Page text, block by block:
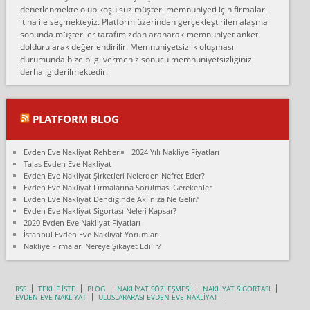
Konya ya Alicanlar naklyat la anlaştık bu şahıs evin taşınacağı gün
fiyatın mazoto gele...
Fatih kokmese:
Diyarbakır dan eşyamı getirtmek için anlaştım sözleşme yaptım.
Son anda fiyat artırdılar.. mecburiyetten tasittim.. bu kişiler ağrılı
Ali:
olduk. Asansörlü dediler sonra uraya asansör kurulmaz dediler
fark istediler. ortada asa...
Nimet:
Ben 2021 Ağustos ilk haftası Evimi taşıdım yani İstanbul'un bir
Mahallesi'nden bir başka Mahallesi'ne yani Ümraniye bölgesinde
oturuyorum önceleri ara...
Nimet Köse:
Hancıoğlu naklyatla taşındım...
denetlenmekte olup koşulsuz müşteri memnuniyeti için firmaları
itina ile seçmekteyiz. Platform üzerinden gerçekleştirilen alaşma
sonunda müşteriler tarafımızdan aranarak memnuniyet anketi
doldurularak değerlendirilir. Memnuniyetsizlik oluşması
durumunda bize bilgi vermeniz sonucu memnuniyetsizliğiniz
derhal giderilmektedir.
PLATFORM BLOG
Evden Eve Nakliyat Rehberi
2024 Yılı Nakliye Fiyatları
Talas Evden Eve Nakliyat
Evden Eve Nakliyat Şirketleri Nelerden Nefret Eder?
Evden Eve Nakliyat Firmalarına Sorulması Gerekenler
Evden Eve Nakliyat Dendiğinde Aklınıza Ne Gelir?
Evden Eve Nakliyat Sigortası Neleri Kapsar?
2020 Evden Eve Nakliyat Fiyatları
İstanbul Evden Eve Nakliyat Yorumları
Nakliye Firmaları Nereye Şikayet Edilir?
RSS TEKLİF İSTE BLOG NAKLİYAT SÖZLEŞMESİ
NAKLİYAT SİGORTASI
EVDEN EVE NAKLİYAT
ULUSLARARASI EVDEN EVE NAKLİYAT